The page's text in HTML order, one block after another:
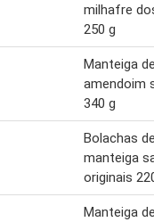
milhafre
250 g
Manteiga de
amendoim
340 g
Bolachas de
manteiga
originais
Manteiga de